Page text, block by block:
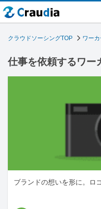
クラウドソーシングTOP ワー
仕事を依頼するワー
ブランドの想いを形に。ロ